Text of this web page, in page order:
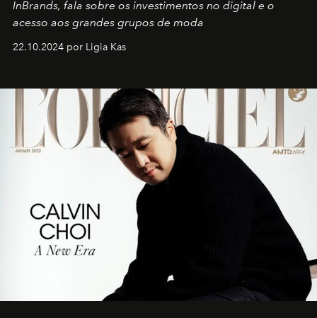
InBrands, fala sobre os investimentos no digital e o
acesso aos grandes grupos de moda
22.10.2024 por Ligia Kas